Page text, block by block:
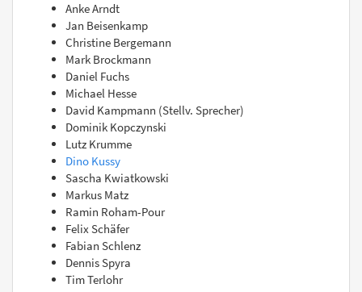
Anke Arndt
Jan Beisenkamp
Christine Bergemann
Mark Brockmann
Daniel Fuchs
Michael Hesse
David Kampmann (Stellv. Sprecher)
Dominik Kopczynski
Lutz Krumme
Dino Kussy
Sascha Kwiatkowski
Markus Matz
Ramin Roham-Pour
Felix Schäfer
Fabian Schlenz
Dennis Spyra
Tim Terlohr